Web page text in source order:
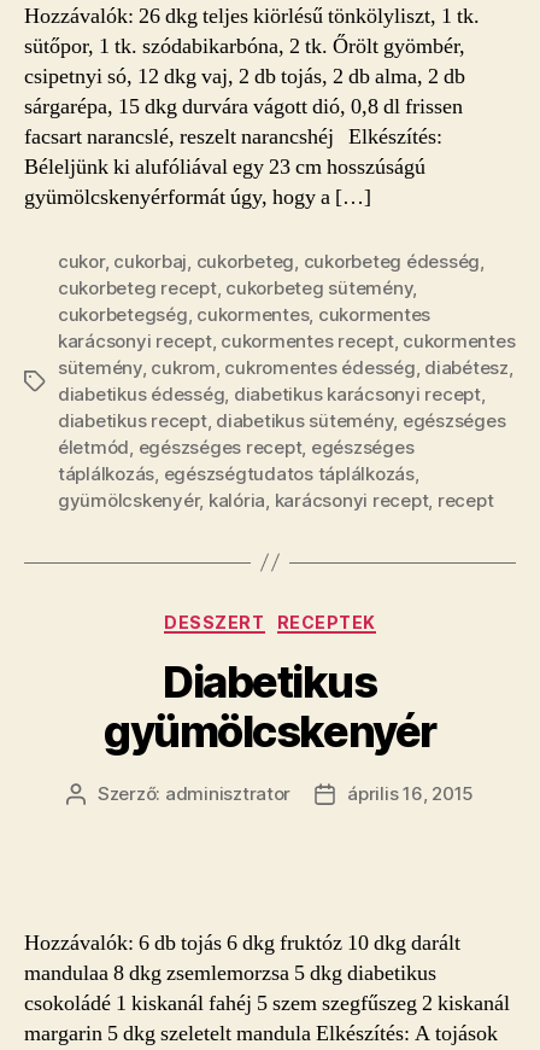
Hozzávalók: 26 dkg teljes kiörlésű tönkölyliszt, 1 tk.
sütőpor, 1 tk. szódabikarbóna, 2 tk. Őrölt gyömbér,
csipetnyi só, 12 dkg vaj, 2 db tojás, 2 db alma, 2 db
sárgarépa, 15 dkg durvára vágott dió, 0,8 dl frissen
facsart narancslé, reszelt narancshéj Elkészítés:
Béleljünk ki alufóliával egy 23 cm hosszúságú
gyümölcskenyérformát úgy, hogy a […]
Címkék
cukor, cukorbaj cukorbeteg cukorbeteg édesség
cukorbeteg recept, cukorbeteg sütemény,
cukorbetegség cukormentes, cukormentes
karácsonyi recept, cukormentes recept, cukormentes
sütemény, cukrom cukromentes édesség diabétesz
diabetikus édesség diabetikus karácsonyi recept,
diabetikus recept, diabetikus sütemény, egészséges
életmód egészséges recept, egészséges
táplálkozás egészségtudatos táplálkozás,
gyümölcskenyér, kalória karácsonyi recept, recept
Kategóriák
DESSZERT RECEPTEK
Diabetikus
gyümölcskenyér
Bejegyzés
Szerző: adminisztrator
Bejegyzés
április 16, 2015
Hozzávalók: 6 db tojás 6 dkg fruktóz 10 dkg darált
mandulaa 8 dkg zsemlemorzsa 5 dkg diabetikus
csokoládé 1 kiskanál fahéj 5 szem szegfűszeg 2 kiskanál
margarin 5 dkg szeletelt mandula Elkészítés: A tojások